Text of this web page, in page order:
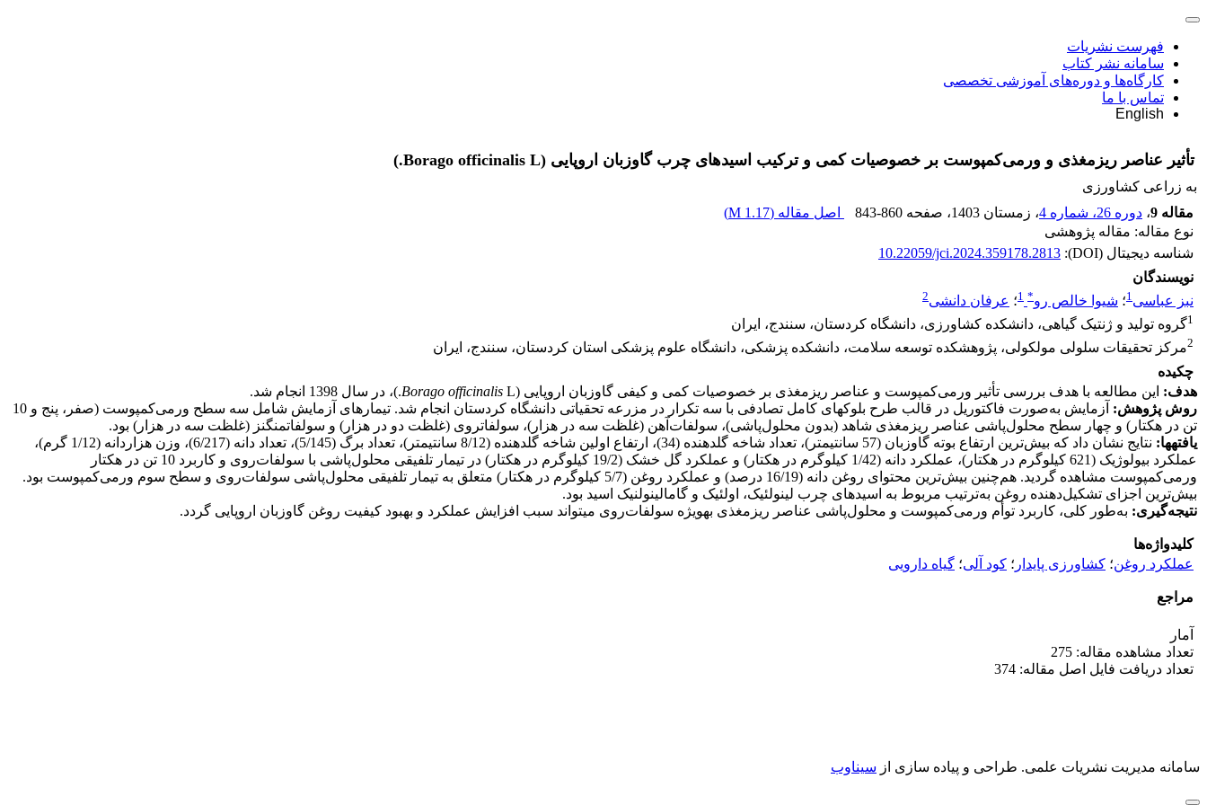
فهرست نشریات
سامانه نشر کتاب
کارگاه‌ها و دوره‌های آموزشی تخصصی
تماس با ما
English
تأثیر عناصر ریزمغذی و ورمی‌کمپوست بر خصوصیات کمی و ترکیب اسیدهای چرب گاوزبان اروپایی (Borago officinalis L.)
به زراعی کشاورزی
مقاله 9
، دوره 26، شماره 4 ، زمستان 1403 ، صفحه 843-860 اصل مقاله (1.17 M
)
نوع مقاله: مقاله پژوهشی
شناسه دیجیتال (DOI):
10.22059/jci.2024.359178.2813
نویسندگان
نبز عباسی1؛ شیوا خالص رو*
1؛ عرفان دانشی2
1گروه تولید و ژنتیک گیاهی، دانشکده کشاورزی، دانشگاه کردستان، سنندج، ایران
2مرکز تحقیقات سلولی مولکولی، پژوهشکده توسعه سلامت، دانشکده پزشکی، دانشگاه علوم پزشکی استان کردستان، سنندج، ایران
چکیده
هدف: این مطالعه با هدف بررسی تأثیر ورمی‌کمپوست و عناصر ریزمغذی بر خصوصیات کمی و کیفی گاوزبان اروپایی ( Borago officinalis L.)، در سال 1398 انجام شد.
روش پژوهش:
آزمایش به‌صورت فاکتوریل در قالب طرح بلوک­های کامل تصادفی با سه تکرار در مزرعه تحقیاتی دانشگاه کردستان انجام شد. تیمارهای آزمایش شامل سه سطح ورمی‌کمپوست (صفر، پنج و 10
تن در هکتار) و چهار سطح محلول‌پاشی عناصر ریزمغذی شاهد (بدون محلول‌پاشی)، سولفات‌آهن (غلظت سه در هزار)، سولفات­روی (غلظت دو در هزار) و سولفات­منگنز (غلظت سه در هزار) بود.
یافته­ها:
نتایج نشان داد که بیش‌ترین ارتفاع بوته گاوزبان (57 سانتی­متر)، تعداد شاخه گل­دهنده (34)، ارتفاع اولین شاخه گل­دهنده (8/12 سانتی­متر)، تعداد برگ (5/145)، تعداد دانه (6/217)، وزن هزاردانه (1/12 گرم)،
عملکرد بیولوژیک (621 کیلوگرم در هکتار)، عملکرد دانه (1/42 کیلوگرم در هکتار) و عملکرد گل خشک (19/2 کیلوگرم در هکتار) در تیمار تلفیقی محلول‌پاشی با سولفات‌روی و کاربرد 10 تن در هکتار
ورمی‌کمپوست مشاهده گردید. هم‌چنین بیش‌ترین محتوای روغن دانه (16/19 درصد) و عملکرد روغن (5/7 کیلوگرم در هکتار) متعلق به تیمار تلفیقی محلول‌پاشی سولفات‌روی و سطح سوم ورمی‌کمپوست بود.
بیش‌ترین اجزای تشکیل‌دهنده روغن به‌ترتیب مربوط به اسیدهای چرب لینولئیک، اولئیک و گامالینولنیک اسید بود.
نتیجه‌گیری: به‌طور کلی، کاربرد توأم ورمی‌کمپوست و محلول‌پاشی عناصر ریزمغذی به­ویژه سولفات‌روی می­تواند سبب افزایش عملکرد و بهبود کیفیت روغن گاوزبان اروپایی گردد.
کلیدواژه‌ها
عملکرد روغن؛ کشاورزی پایدار ؛ کود آلی؛ گیاه دارویی
مراجع
آمار
تعداد مشاهده مقاله: 275
تعداد دریافت فایل اصل مقاله: 374
سامانه مدیریت نشریات علمی. طراحی و پیاده سازی از سیناوب